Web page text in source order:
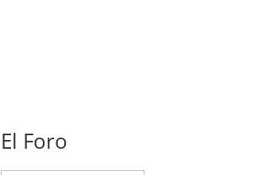
El Foro